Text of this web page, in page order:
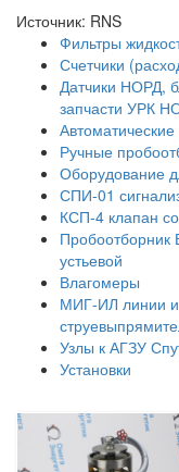
Источник: RNS
Фильтры
Счетчики
Датчики НОРД,
запчасти УРК
Ручные
Оборудование
СПИ-01
КСП-4 клапан
устьевой
Влагомеры
МИГ-ИЛ линии
Узлы к АГЗУ
Установки